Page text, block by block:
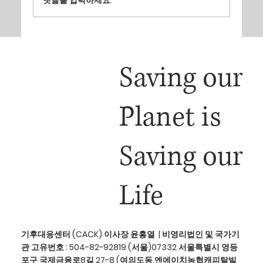
Saving our
Planet is
Saving our
Life
기후대응센터 (CACK) 이사장 윤흥열 | 비영리법인 및 국가기
관 고유번호 : 504-82-92819 (서울)07332 서울특별시 영등
포구 국제금융로8길 27-8 (여의도동,엔에이치농협캐피탈빌